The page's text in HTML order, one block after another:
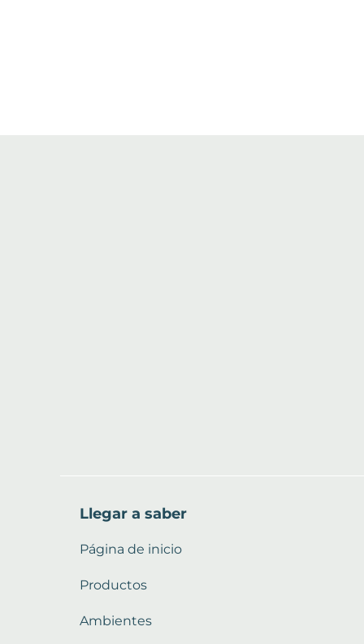
Llegar a saber
Página de inicio
Productos
Ambientes